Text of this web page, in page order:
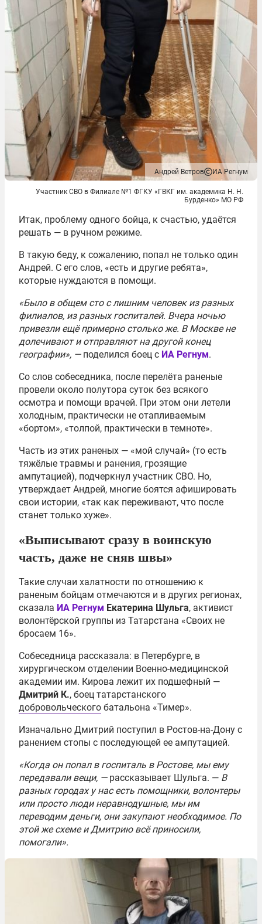
Андрей Ветров ИА Регнум
Участник СВО в Филиале №1 ФГКУ «ГВКГ им. академика Н. Н.
Бурденко» МО РФ
Итак, проблему одного бойца, к счастью, удаётся
решать — в ручном режиме.
В такую беду, к сожалению, попал не только один
Андрей. С его слов, «есть и другие ребята»,
которые нуждаются в помощи.
«Было в общем сто с лишним человек из разных
филиалов, из разных госпиталей. Вчера ночью
привезли ещё примерно столько же. В Москве не
долечивают и отправляют на другой конец
географии», — поделился боец с ИА Регнум.
Со слов собеседника, после перелёта раненые
провели около полутора суток без всякого
осмотра и помощи врачей. При этом они летели
холодным, практически не отапливаемым
«бортом», «толпой, практически в темноте».
Часть из этих раненых — «мой случай» (то есть
тяжёлые травмы и ранения, грозящие
ампутацией), подчеркнул участник СВО. Но,
утверждает Андрей, многие боятся афишировать
свои истории, «так как переживают, что после
станет только хуже».
«Выписывают сразу в воинскую
часть, даже не сняв швы»
Такие случаи халатности по отношению к
раненым бойцам отмечаются и в других регионах,
сказала ИА Регнум Екатерина Шульга, активист
волонтёрской группы из Татарстана «Своих не
бросаем 16».
Собеседница рассказала: в Петербурге, в
хирургическом отделении Военно-медицинской
академии им. Кирова лежит их подшефный —
Дмитрий К., боец татарстанского
добровольческого батальона «Тимер».
Изначально Дмитрий поступил в Ростов-на-Дону с
ранением стопы с последующей ее ампутацией.
«Когда он попал в госпиталь в Ростове, мы ему
передавали вещи, — рассказывает Шульга. — В
разных городах у нас есть помощники, волонтеры
или просто люди неравнодушные, мы им
переводим деньги, они закупают необходимое. По
этой же схеме и Дмитрию всё приносили,
помогали».